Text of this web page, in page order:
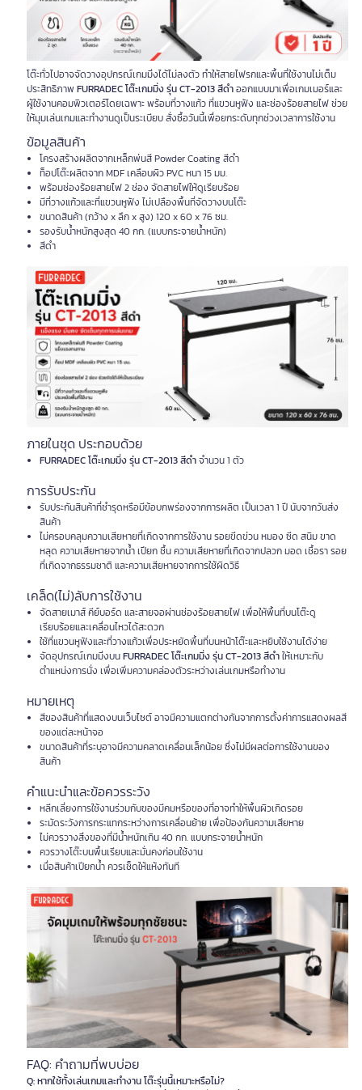
โต๊ะทั่วไปอาจจัดวางอุปกรณ์เกมมิ่งได้ไม่ลงตัว ทำให้สายไฟรกและพื้นที่ใช้งานไม่เต็ม
ประสิทธิภาพ FURRADEC โต๊ะเกมมิ่ง รุ่น CT-2013 สีดำออกแบบมาเพื่อเกมเมอร์และ
ผู้ใช้งานคอมพิวเตอร์โดยเฉพาะ พร้อมที่วางแก้ว ที่แขวนหูฟัง และช่องร้อยสายไฟ ช่วย
ให้มุมเล่นเกมและทำงานดูเป็นระเบียบ สั่งซื้อวันนี้เพื่อยกระดับทุกช่วงเวลาการใช้งาน
ข้อมูลสินค้า
โครงสร้างผลิตจากเหล็กพ่นสี Powder Coating สีดำ
ท็อปโต๊ะผลิตจาก MDF เคลือบผิว PVC หนา 15 มม.
พร้อมช่องร้อยสายไฟ 2 ช่อง จัดสายไฟให้ดูเรียบร้อย
มีที่วางแก้วและที่แขวนหูฟัง ไม่เปลืองพื้นที่จัดวางบนโต๊ะ
ขนาดสินค้า (กว้าง x ลึก x สูง) 120 x 60 x 76 ซม.
รองรับน้ำหนักสูงสุด 40 กก. (แบบกระจายน้ำหนัก)
สีดำ
ภายในชุด ประกอบด้วย
FURRADEC โต๊ะเกมมิ่ง รุ่น CT-2013 สีดำจำนวน 1 ตัว
การรับประกัน
รับประกันสินค้าที่ชำรุดหรือมีข้อบกพร่องจากการผลิต เป็นเวลา 1 ปี นับจากวันส่ง
สินค้า
ไม่ครอบคลุมความเสียหายที่เกิดจากการใช้งาน รอยขีดข่วน หมอง ซีด สนิม ขาด
หลุด ความเสียหายจากน้ำ เปียก ชื้น ความเสียหายที่เกิดจากปลวก มอด เชื้อรา รอย
ที่เกิดจากธรรมชาติ และความเสียหายจากการใช้ผิดวิธี
เคล็ด(ไม่)ลับการใช้งาน
จัดสายเมาส์ คีย์บอร์ด และสายจอผ่านช่องร้อยสายไฟ เพื่อให้พื้นที่บนโต๊ะดู
เรียบร้อยและเคลื่อนไหวได้สะดวก
ใช้ที่แขวนหูฟังและที่วางแก้วเพื่อประหยัดพื้นที่บนหน้าโต๊ะและหยิบใช้งานได้ง่าย
จัดอุปกรณ์เกมมิ่งบนFURRADEC โต๊ะเกมมิ่ง รุ่น CT-2013 สีดำให้เหมาะกับ
ตำแหน่งการนั่ง เพื่อเพิ่มความคล่องตัวระหว่างเล่นเกมหรือทำงาน
หมายเหตุ
สีของสินค้าที่แสดงบนเว็บไซต์ อาจมีความแตกต่างกันจากการตั้งค่าการแสดงผลสี
ของแต่ละหน้าจอ
ขนาดสินค้าที่ระบุอาจมีความคลาดเคลื่อนเล็กน้อย ซึ่งไม่มีผลต่อการใช้งานของ
สินค้า
คำแนะนำและข้อควรระวัง
หลีกเลี่ยงการใช้งานร่วมกับของมีคมหรือของที่อาจทำให้พื้นผิวเกิดรอย
ระมัดระวังการกระแทกระหว่างการเคลื่อนย้าย เพื่อป้องกันความเสียหาย
ไม่ควรวางสิ่งของที่มีน้ำหนักเกิน 40 กก. แบบกระจายน้ำหนัก
ควรวางโต๊ะบนพื้นเรียบและมั่นคงก่อนใช้งาน
เมื่อสินค้าเปียกน้ำ ควรเช็ดให้แห้งทันที
FAQ: คำถามที่พบบ่อย
Q: หากใช้ทั้งเล่นเกมและทำงาน โต๊ะรุ่นนี้เหมาะหรือไม่?